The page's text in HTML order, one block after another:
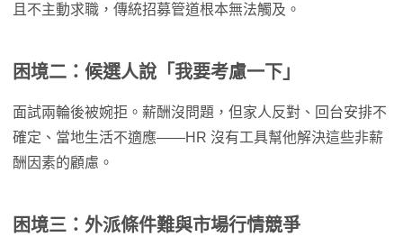
且不主動求職，傳統招募管道根本無法觸及。
困境二：候選人說「我要考慮一下」
面試兩輪後被婉拒。薪酬沒問題，但家人反對、回台安排不
確定、當地生活不適應——HR 沒有工具幫他解決這些非薪
酬因素的顧慮。
困境三：外派條件難與市場行情競爭